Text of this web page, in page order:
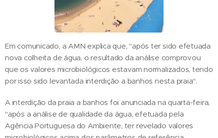
Em comunicado, a AMN explica que, "após ter sido efetuada
nova colheita de água, o resultado da análise comprovou
que os valores microbiológicos estavam normalizados, tendo
por isso sido levantada interdição a banhos nesta praia".
A interdição da praia a banhos foi anunciada na quarta-feira,
"após a análise de qualidade da água, efetuada pela
Agência Portuguesa do Ambiente, ter revelado valores